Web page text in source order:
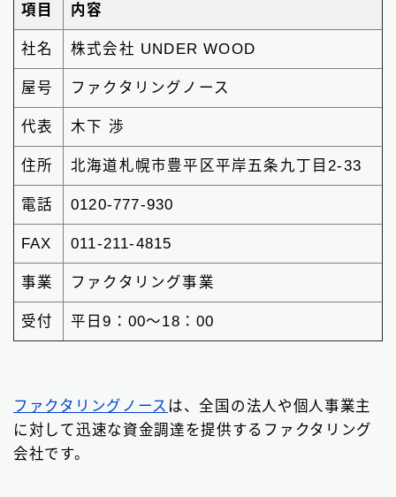
項目 内容
社名 株式会社 UNDER WOOD
屋号 ファクタリングノース
代表 木下 渉
住所 北海道札幌市豊平区平岸五条九丁目2-33
電話 0120-777-930
FAX 011-211-4815
事業 ファクタリング事業
受付 平日9：00〜18：00
ファクタリングノース は、全国の法人や個人事業主
に対して迅速な資金調達を提供するファクタリング
会社です。